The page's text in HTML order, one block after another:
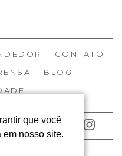
que você
nosso site.
CONTATO
BLOG